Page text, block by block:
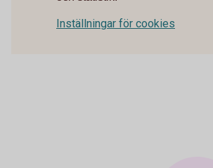
Inställningar för cookies